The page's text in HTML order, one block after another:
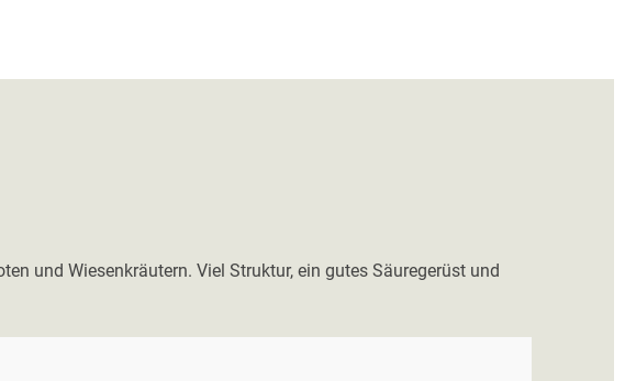
und Wiesenkräutern. Viel Struktur, ein gutes Säuregerüst und